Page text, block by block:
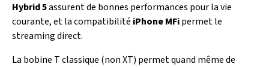
Hybrid 5assurent de bonnes performances pour la vie
courante, et la compatibilité iPhone MFipermet le
streaming direct.
La bobine T classique (non XT) permet quand même de